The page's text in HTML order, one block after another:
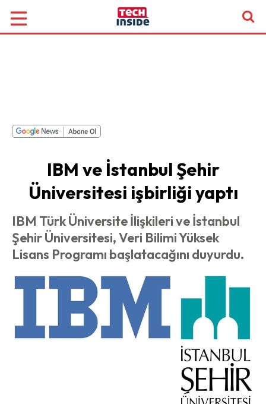
IBM ve İstanbul Şehir
Üniversitesi işbirliği yaptı
IBM Türk Üniversite İlişkileri ve İstanbul
Şehir Üniversitesi, Veri Bilimi Yüksek
Lisans Programı başlatacağını duyurdu.